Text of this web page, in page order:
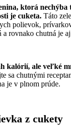
ktorá nechýba
je cuketa. Táto
polievok,
rovnako chutná je
kalórií, ale veľké
sa chutnými
je v plnom prúde.
z cukety